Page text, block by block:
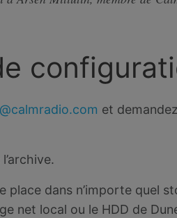
et
place dans n’importe quel
net local ou le HDD de